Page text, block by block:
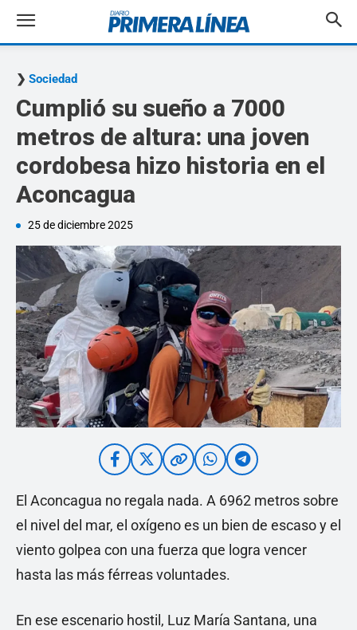
Sociedad
Cumplió su sueño a 7000
metros de altura: una joven
cordobesa hizo historia en el
Aconcagua
25 de diciembre 2025
El Aconcagua no regala nada. A 6962 metros sobre
el nivel del mar, el oxígeno es un bien de escaso y el
viento golpea con una fuerza que logra vencer
hasta las más férreas voluntades.
En ese escenario hostil, Luz María Santana, una